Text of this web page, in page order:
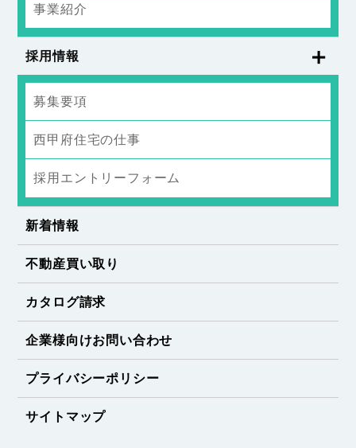
事業紹介
採用情報
募集要項
西甲府住宅の仕事
採用エントリーフォーム
新着情報
不動産買い取り
カタログ請求
企業様向けお問い合わせ
プライバシーポリシー
サイトマップ